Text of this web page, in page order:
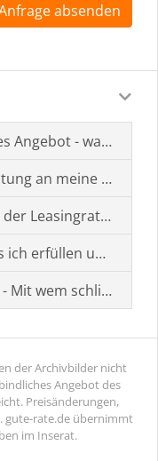
absenden
Angebot - was muss
an meine
Leasingrate
ich erfüllen um einen
wem schließe ich
der Archivbilder nicht
Angebot des
Preisänderungen,
gute-rate.de übernimmt
im Inserat.